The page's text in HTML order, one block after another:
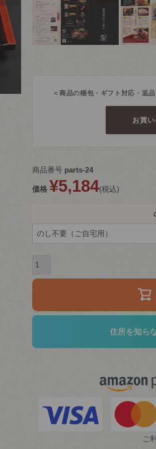
＜商品の梱包・ギフト対応・返
お買
商品番号 parts-24
価格 ¥5,184 税込
住所を知ら
ご